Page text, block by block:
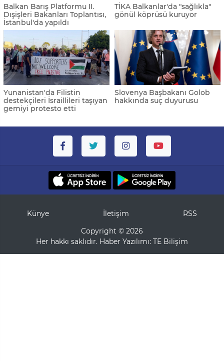
Balkan Barış Platformu II.
Dışişleri Bakanları Toplantısı,
İstanbul'da yapıldı
TİKA Balkanlar'da "sağlıkla"
gönül köprüsü kuruyor
Yunanistan'da Filistin
destekçileri İsraillileri taşıyan
gemiyi protesto etti
Slovenya Başbakanı Golob
hakkında suç duyurusu
Künye İletişim
RSS
Copyright © 2026
Her hakkı saklıdır. Haber Yazılımı: TE Bilişim